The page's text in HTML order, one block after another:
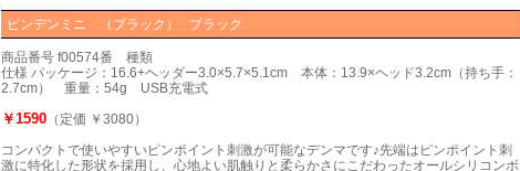
ピンデンミニ （ブラック） ブラック
商品番号 f00574番 種類
仕様 パッケージ：16.6+ヘッダー3.0×5.7×5.1cm 本体：13.9×ヘッド3.2cm（持ち手：
2.7cm） 重量：54g USB充電式
￥1590 （定価 ￥3080）
コンパクトで使いやすいピンポイント刺激が可能なデンマです♪先端はピンポイント刺
激に特化した形状を採用し、心地よい肌触りと柔らかさにこだわったオールシリコンボ